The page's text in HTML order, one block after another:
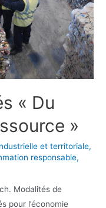
« Du
»
et territoriale,
responsable,
Modalités de
pour l’économie